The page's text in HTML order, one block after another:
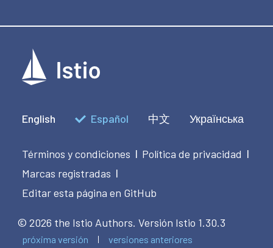
English Español 中文 Українська
Términos y condiciones | Política de privacidad |
Marcas registradas |
Editar esta página en GitHub
© 2026 the Istio Authors. Versión Istio 1.30.3
próxima versión versiones anteriores